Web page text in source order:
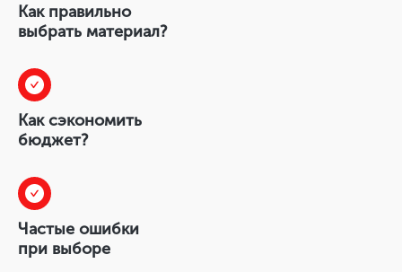
Как правильно
выбрать материал?
Как сэкономить
бюджет?
Частые ошибки
при выборе